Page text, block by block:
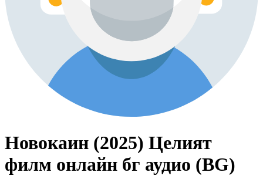
Новокаин (2025) Целият
филм онлайн бг аудио (BG)